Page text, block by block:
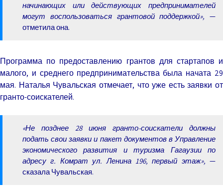
начинающих или действующих предпринимателей
могут воспользоваться грантовой поддержкой», —
отметила она.
Программа по предоставлению грантов для стартапов и
малого, и среднего предпринимательства была начата 29
мая. Наталья Чувальская отмечает, что уже есть заявки от
гранто-соискателей.
«Не позднее 28 июня гранто-соискатели должны
подать свои заявки и пакет документов в Управление
экономического развития и туризма Гагаузии по
адресу г. Комрат ул. Ленина 196, первый этаж», —
сказала Чувальская.